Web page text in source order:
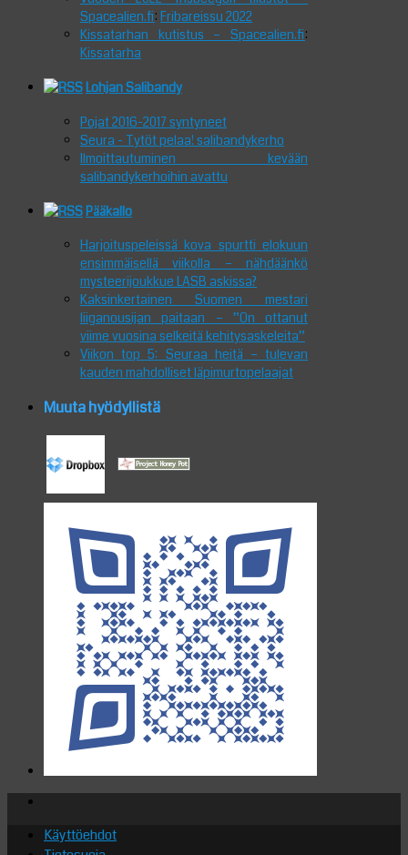
Spacealien.fi: Fribareissu 2022
Kissatarhan kutistus – Spacealien.fi:
Kissatarha
Lohjan Salibandy
Pojat 2016-2017 syntyneet
Seura - Tytöt pelaa! salibandykerho
Ilmoittautuminen kevään
salibandykerhoihin avattu
Pääkallo
Harjoituspeleissä kova spurtti elokuun
ensimmäisellä viikolla – nähdäänkö
mysteerijoukkue LASB askissa?
Kaksinkertainen Suomen mestari
liiganousijan paitaan – ”On ottanut
viime vuosina selkeitä kehitysaskeleita”
Viikon top 5: Seuraa heitä – tulevan
kauden mahdolliset läpimurtopelaajat
Muuta hyödyllistä
Käyttöehdot